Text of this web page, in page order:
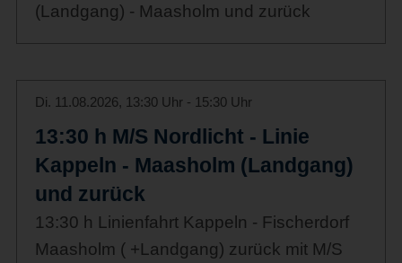
(Landgang) - Maasholm und zurück
Di. 11.08.2026, 13:30 Uhr - 15:30 Uhr
13:30 h M/S Nordlicht - Linie
Kappeln - Maasholm (Landgang)
und zurück
13:30 h Linienfahrt Kappeln - Fischerdorf
Maasholm ( +Landgang) zurück mit M/S